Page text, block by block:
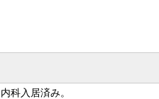
内科入居済み。